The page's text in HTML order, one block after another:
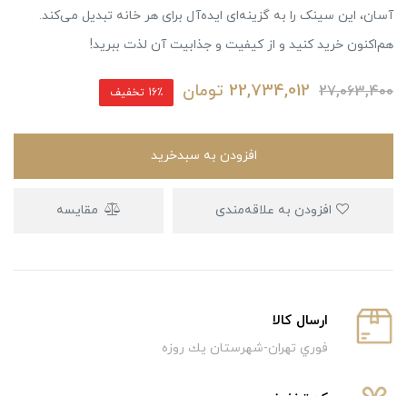
آسان، این سینک را به گزینه‌ای ایده‌آل برای هر خانه تبدیل می‌کند.
هم‌اکنون خرید کنید و از کیفیت و جذابیت آن لذت ببرید!
27,063,400
22,734,012 تومان 16٪ تخفیف
افزودن به سبدخرید
مقایسه
ارسال كالا
فوري تهران-شهرستان يك روزه